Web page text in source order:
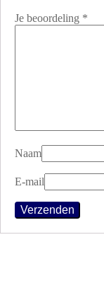
Je beoordeling *
Naam
E-mail